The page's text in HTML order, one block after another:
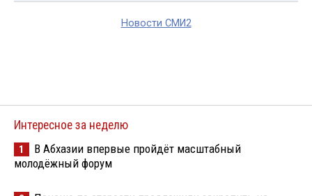
Новости СМИ2
Интересное за неделю
1
В Абхазии впервые пройдёт масштабный
молодёжный форум